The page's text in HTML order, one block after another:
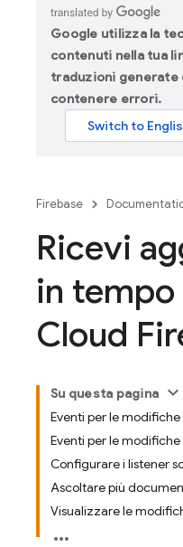
Google utilizza la
contenuti nella tua
traduzioni generate
contenere errori.
Firebase
Ricevi
in tempo
Cloud
Su questa pagina
Eventi per le modifiche
Eventi per le
Configurare i listener
Ascoltare più
Visualizzare le